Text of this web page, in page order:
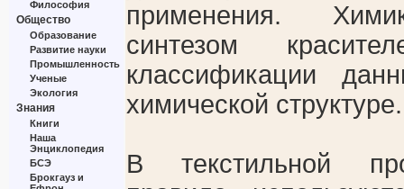
Философия
Общество
Образование
Развитие науки
Промышленность
Ученые
Экология
Знания
Книги
Наша
Энциклопедия
БСЭ
Брокгауз и
применения.
синтезом
классификации
химической структуре.
В текстильной